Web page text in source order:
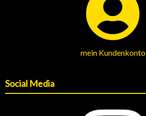
mein Kundenkonto
Social Media